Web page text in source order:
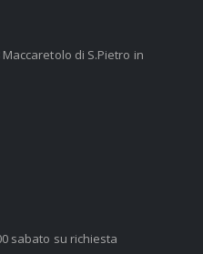
di S.Pietro in
sabato su richiesta